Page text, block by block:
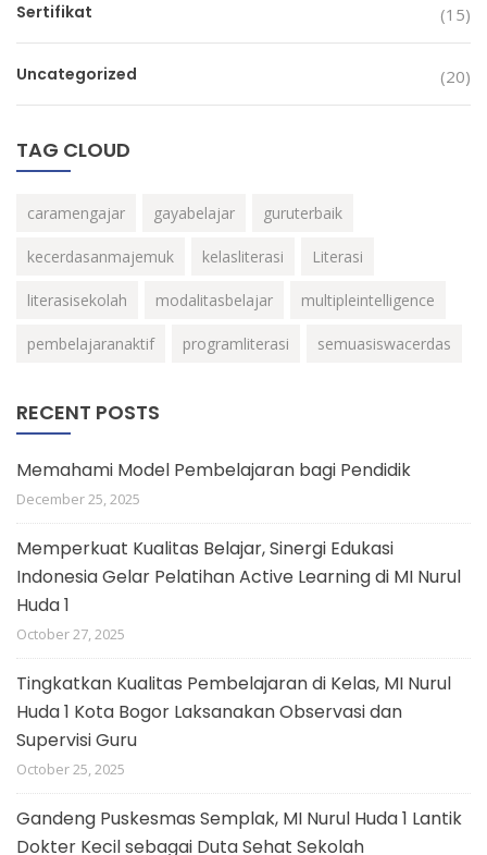
Sertifikat (15)
Uncategorized (20)
TAG CLOUD
caramengajar gayabelajar guruterbaik
kecerdasanmajemuk kelasliterasi Literasi
literasisekolah modalitasbelajar multipleintelligence
pembelajaranaktif programliterasi semuasiswacerdas
RECENT POSTS
Memahami Model Pembelajaran bagi Pendidik
December 25, 2025
Memperkuat Kualitas Belajar, Sinergi Edukasi
Indonesia Gelar Pelatihan Active Learning di MI Nurul
Huda 1
October 27, 2025
Tingkatkan Kualitas Pembelajaran di Kelas, MI Nurul
Huda 1 Kota Bogor Laksanakan Observasi dan
Supervisi Guru
October 25, 2025
Gandeng Puskesmas Semplak, MI Nurul Huda 1 Lantik
Dokter Kecil sebagai Duta Sehat Sekolah